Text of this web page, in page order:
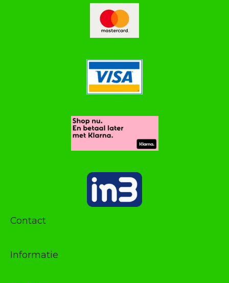
Contact
Informatie